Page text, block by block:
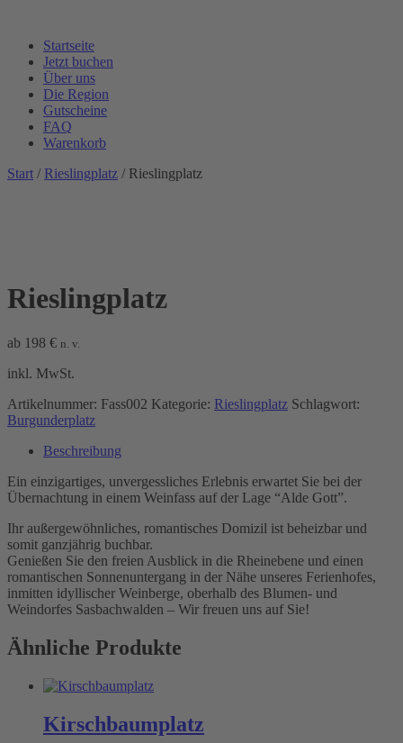
Startseite
Jetzt buchen
Über uns
Die Region
Gutscheine
FAQ
Warenkorb
Start / Rieslingplatz / Rieslingplatz
Rieslingplatz
ab 198 € n. v.
inkl. MwSt.
Artikelnummer: Fass002 Kategorie: Rieslingplatz Schlagwort:
Burgunderplatz
Beschreibung
Ein einzigartiges, unvergessliches Erlebnis erwartet Sie bei der
Übernachtung in einem Weinfass auf der Lage “Alde Gott”.
Ihr außergewöhnliches, romantisches Domizil ist beheizbar und
somit ganzjährig buchbar.
Genießen Sie den freien Ausblick in die Rheinebene und einen
romantischen Sonnenuntergang in der Nähe unseres Ferienhofes,
inmitten idyllischer Weinberge, oberhalb des Blumen- und
Weindorfes Sasbachwalden – Wir freuen uns auf Sie!
Ähnliche Produkte
Kirschbaumplatz